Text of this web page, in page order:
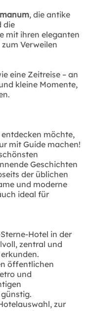
, die antike
die
mit ihren eleganten
Verweilen
eine Zeitreise – an
kleine Momente,
möchte,
mit Guide machen!
Geschichten
der üblichen
und moderne
ideal für
Hotel in der
zentral und
öffentlichen
und
zur